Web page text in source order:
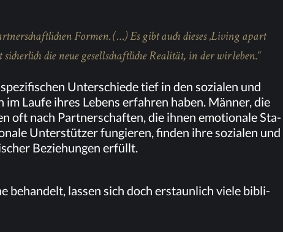
For­men. (…) Es gibt auch die­ses ‚Li­ving apart
die neue ge­sell­schaft­li­che Rea­li­tät, in der wir leben.“
Un­ter­schie­de tief in den so­zia­len und
Lau­fe ih­res Le­bens er­fah­ren ha­ben. Män­ner, die
oft nach Part­ner­schaf­ten, die ih­nen emo­tio­na­le Sta­
Un­ter­stüt­zer fun­gie­ren, fin­den ihre so­zia­len und
Be­zie­hun­gen erfüllt.
be­han­delt, las­sen sich doch er­staun­lich vie­le bi­bli­